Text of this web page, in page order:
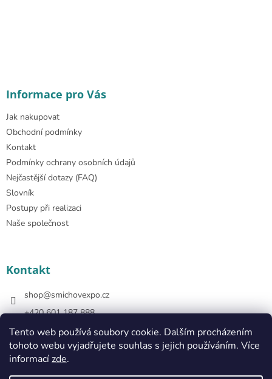
Tento web používá soubory cookie. Dalším procházením
tohoto webu vyjadřujete souhlas s jejich používáním. Více
informacízde.
Informace pro Vás
Jak nakupovat
Obchodní podmínky
Kontakt
Podmínky ochrany osobních údajů
Nejčastější dotazy (FAQ)
Slovník
Postupy při realizaci
Naše společnost
Kontakt
shop@smichovexpo.cz
+420 601 187 888
https://www.facebook.com/smichovexposhop
smichovexposhop